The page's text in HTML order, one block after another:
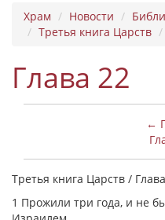
Храм Новости
Третья книга Царств
Глава 22
←
Третья книга Царств /
1 Прожили три года, и не